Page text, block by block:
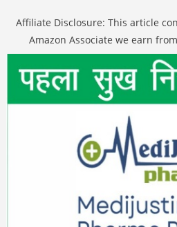
Affiliate Disclosure: This article
Amazon Associate we earn